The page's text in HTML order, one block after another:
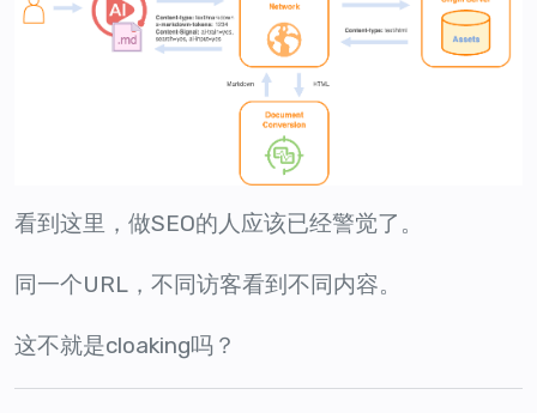
看到这里，做SEO的人应该已经警觉了。
同一个URL，不同访客看到不同内容。
这不就是cloaking吗？